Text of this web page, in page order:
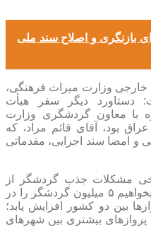
بازنگری و اصلاح سند ملی
خارجی وزارت میراث فرهنگی،
دیگر سفر هیأت
با معاون گردشگری وزارت
بود، آقای قائم مراد، که
و امضا سند اجرایی، مقدماتی
مشکلات جذب گردشگر از
عراق در این سفر، اظهار کرد: اگر بخواهیم ۵ میلیون گردشگر را در
بین دو کشور افزایش یابد؛
هفتگی باید پرواز‌های بیشتری بین شهر‌های